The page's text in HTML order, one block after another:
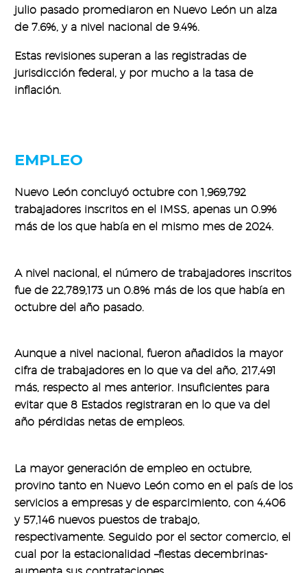
julio pasado promediaron en Nuevo León un alza
de 7.6%, y a nivel nacional de 9.4%.
Estas revisiones superan a las registradas de
jurisdicción federal, y por mucho a la tasa de
inflación.
EMPLEO
Nuevo León concluyó octubre con 1,969,792
trabajadores inscritos en el IMSS, apenas un 0.9%
más de los que había en el mismo mes de 2024.
A nivel nacional, el número de trabajadores inscritos
fue de 22,789,173 un 0.8% más de los que había en
octubre del año pasado.
Aunque a nivel nacional, fueron añadidos la mayor
cifra de trabajadores en lo que va del año, 217,491
más, respecto al mes anterior. Insuficientes para
evitar que 8 Estados registraran en lo que va del
año pérdidas netas de empleos.
La mayor generación de empleo en octubre,
provino tanto en Nuevo León como en el país de los
servicios a empresas y de esparcimiento, con 4,406
y 57,146 nuevos puestos de trabajo,
respectivamente. Seguido por el sector comercio, el
cual por la estacionalidad –fiestas decembrinas-